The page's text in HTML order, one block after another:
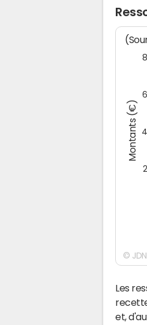
Montants (€)
©
Les
et,